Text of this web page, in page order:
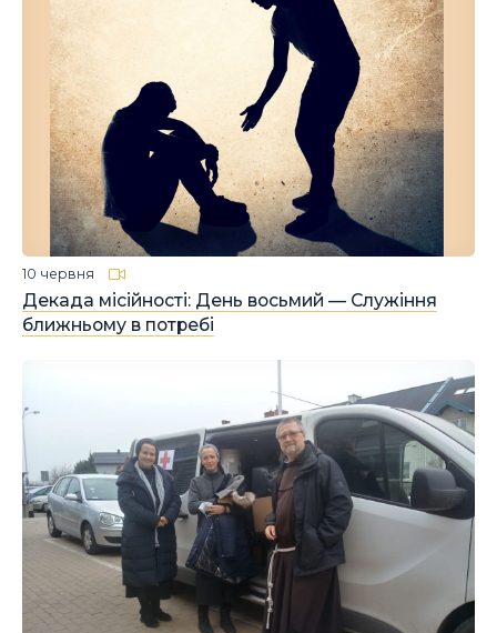
Декада місійності: День восьмий — Служіння
ближньому в потребі
10 червня